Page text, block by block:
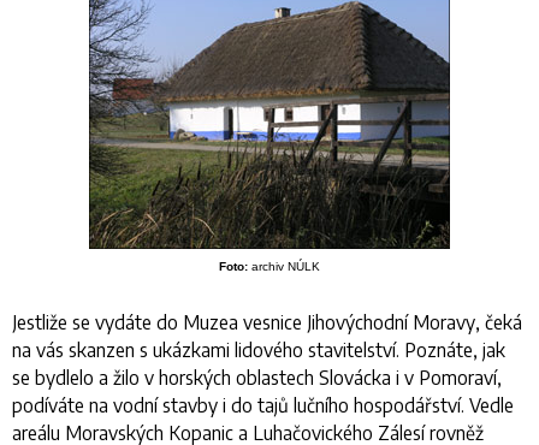
Foto: archiv NÚLK
Jestliže se vydáte do Muzea vesnice Jihovýchodní Moravy, čeká
na vás skanzen s ukázkami lidového stavitelství. Poznáte, jak
se bydlelo a žilo v horských oblastech Slovácka i v Pomoraví,
podíváte na vodní stavby i do tajů lučního hospodářství. Vedle
areálu Moravských Kopanic a Luhačovického Zálesí rovněž